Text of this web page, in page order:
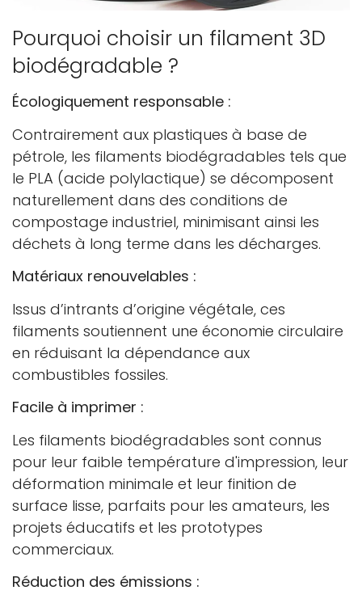
Pourquoi choisir un filament 3D
biodégradable ?
Écologiquement responsable :
Contrairement aux plastiques à base de
pétrole, les filaments biodégradables tels que
le PLA (acide polylactique) se décomposent
naturellement dans des conditions de
compostage industriel, minimisant ainsi les
déchets à long terme dans les décharges.
Matériaux renouvelables :
Issus d’intrants d’origine végétale, ces
filaments soutiennent une économie circulaire
en réduisant la dépendance aux
combustibles fossiles.
Facile à imprimer :
Les filaments biodégradables sont connus
pour leur faible température d'impression, leur
déformation minimale et leur finition de
surface lisse, parfaits pour les amateurs, les
projets éducatifs et les prototypes
commerciaux.
Réduction des émissions :